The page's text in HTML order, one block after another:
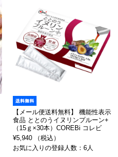
【メール便送料無料】 機能性表示
食品 ととのうイヌリンプルーン+
（15ｇ×30本）COREBi コレビ
¥5,940 （税込）
お気に入りの登録人数：6人